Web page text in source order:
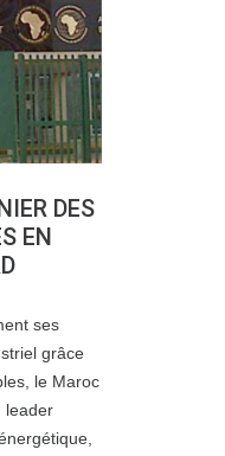
DES
EN
ses
grâce
le Maroc
leader